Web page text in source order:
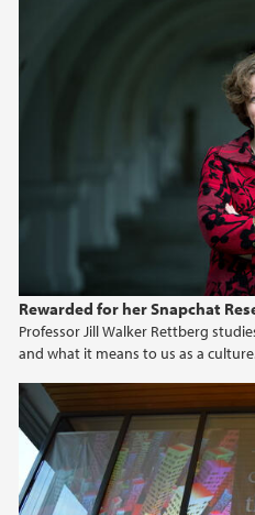
Rewarded for her Snapchat
Professor Jill Walker Rettberg
and what it means to us as a